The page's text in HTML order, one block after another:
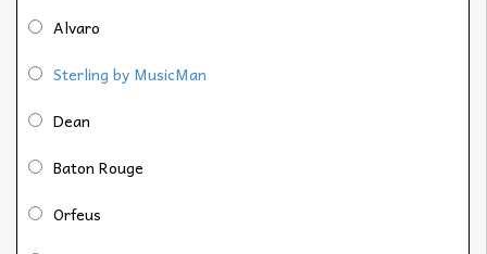
Alvaro
Sterling by MusicMan
Dean
Baton Rouge
Orfeus